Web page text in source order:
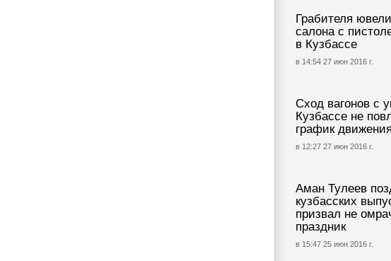
Грабителя
салона с
в Кузбассе
в 14:54 27 июн 2016 г.
Сход вагонов с
Кузбассе не
график
в 12:27 27 июн 2016 г.
Аман Тулеев
кузбасских
призвал не
праздник
в 15:47 25 июн 2016 г.